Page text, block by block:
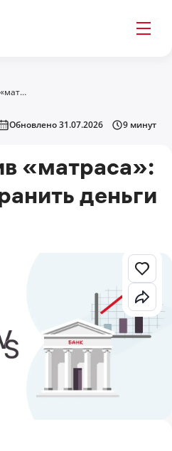
Вклад против «матраса»: почему не хранить деньги дома
Обновлено 31.07.2026 9 минут
«матраса»:
деньги